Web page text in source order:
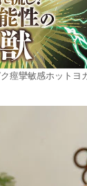
痙攣敏感ホットヨ